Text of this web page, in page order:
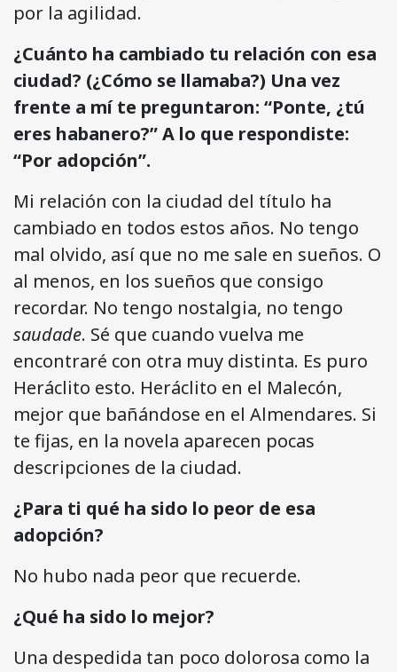
por la agilidad.
¿Cuánto ha cambiado tu relación con esa
ciudad? (¿Cómo se llamaba?) Una vez
frente a mí te preguntaron: “Ponte, ¿tú
eres habanero?” A lo que respondiste:
“Por adopción”.
Mi relación con la ciudad del título ha
cambiado en todos estos años. No tengo
mal olvido, así que no me sale en sueños. O
al menos, en los sueños que consigo
recordar. No tengo nostalgia, no tengo
saudade. Sé que cuando vuelva me
encontraré con otra muy distinta. Es puro
Heráclito esto. Heráclito en el Malecón,
mejor que bañándose en el Almendares. Si
te fijas, en la novela aparecen pocas
descripciones de la ciudad.
¿Para ti qué ha sido lo peor de esa
adopción?
No hubo nada peor que recuerde.
¿Qué ha sido lo mejor?
Una despedida tan poco dolorosa como la